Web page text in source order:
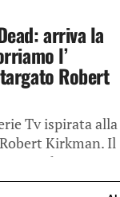
arriva la
l’
Robert
Tv ispirata alla
Kirkman. Il
ha creato